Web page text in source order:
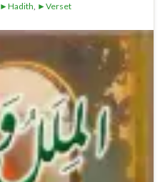
►Hadith, ►Verset